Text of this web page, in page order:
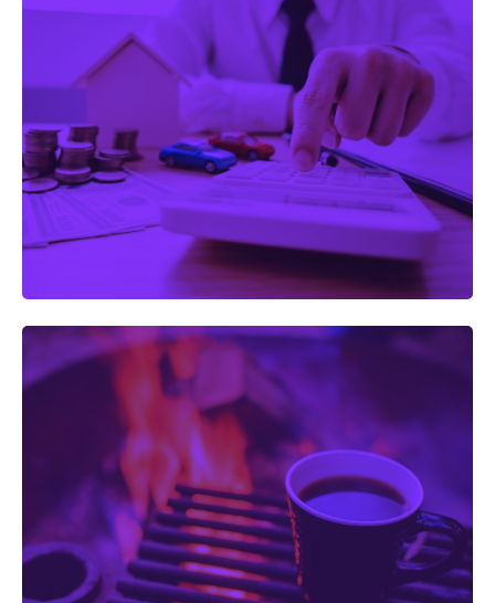
FINANCIAMOS
su gasoleo de calefacción
DISTRIBUCIÓN DE GASOLEO
Disponemos de depósitos de almacenamiento de gasóleo,
y de equipos completos de trasiego para combustibles.